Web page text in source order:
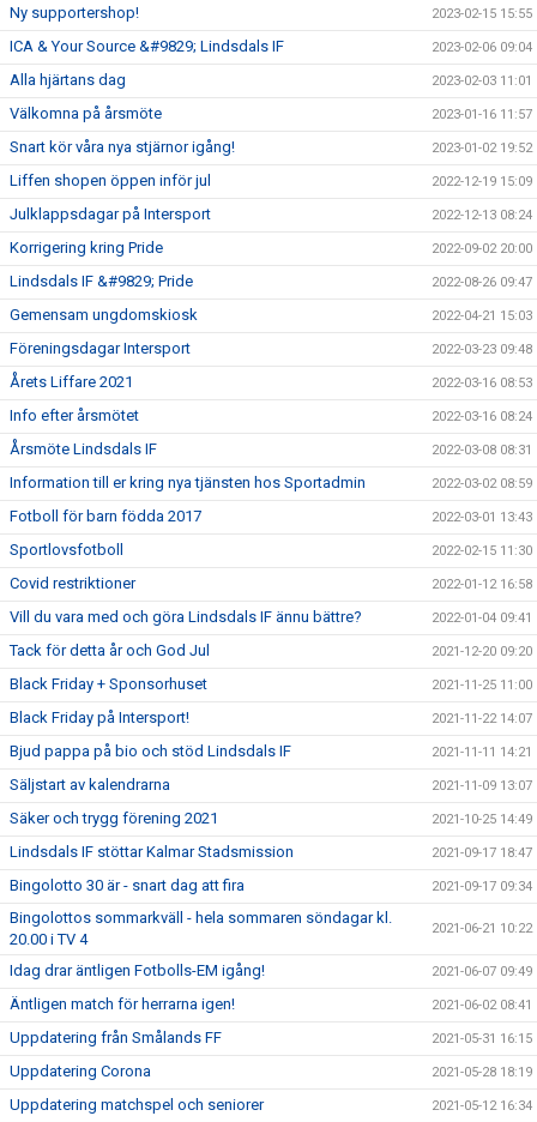
Ny supportershop! 2023-02-15 15:55
ICA & Your Source &#9829; Lindsdals IF 2023-02-06 09:04
Alla hjärtans dag 2023-02-03 11:01
Välkomna på årsmöte 2023-01-16 11:57
Snart kör våra nya stjärnor igång! 2023-01-02 19:52
Liffen shopen öppen inför jul 2022-12-19 15:09
Julklappsdagar på Intersport 2022-12-13 08:24
Korrigering kring Pride 2022-09-02 20:00
Lindsdals IF &#9829; Pride 2022-08-26 09:47
Gemensam ungdomskiosk 2022-04-21 15:03
Föreningsdagar Intersport 2022-03-23 09:48
Årets Liffare 2021 2022-03-16 08:53
Info efter årsmötet 2022-03-16 08:24
Årsmöte Lindsdals IF 2022-03-08 08:31
Information till er kring nya tjänsten hos Sportadmin 2022-03-02 08:59
Fotboll för barn födda 2017 2022-03-01 13:43
Sportlovsfotboll 2022-02-15 11:30
Covid restriktioner 2022-01-12 16:58
Vill du vara med och göra Lindsdals IF ännu bättre? 2022-01-04 09:41
Tack för detta år och God Jul 2021-12-20 09:20
Black Friday + Sponsorhuset 2021-11-25 11:00
Black Friday på Intersport! 2021-11-22 14:07
Bjud pappa på bio och stöd Lindsdals IF 2021-11-11 14:21
Säljstart av kalendrarna 2021-11-09 13:07
Säker och trygg förening 2021 2021-10-25 14:49
Lindsdals IF stöttar Kalmar Stadsmission 2021-09-17 18:47
Bingolotto 30 är - snart dag att fira 2021-09-17 09:34
Bingolottos sommarkväll - hela sommaren söndagar kl.
20.00 i TV 4
2021-06-21 10:22
Idag drar äntligen Fotbolls-EM igång! 2021-06-07 09:49
Äntligen match för herrarna igen! 2021-06-02 08:41
Uppdatering från Smålands FF 2021-05-31 16:15
Uppdatering Corona 2021-05-28 18:19
Uppdatering matchspel och seniorer 2021-05-12 16:34